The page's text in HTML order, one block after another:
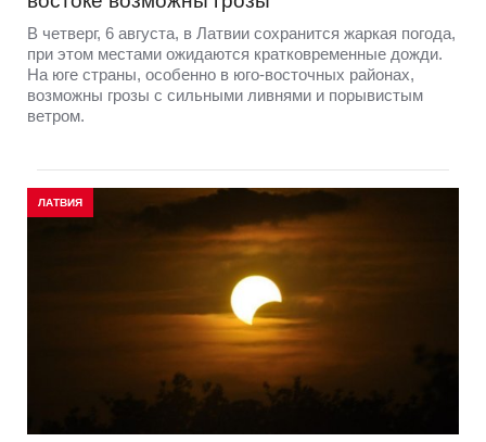
В четверг, 6 августа, в Латвии сохранится жаркая погода,
при этом местами ожидаются кратковременные дожди.
На юге страны, особенно в юго-восточных районах,
возможны грозы с сильными ливнями и порывистым
ветром.
ЛАТВИЯ